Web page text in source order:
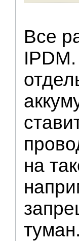
Все
на
туман.